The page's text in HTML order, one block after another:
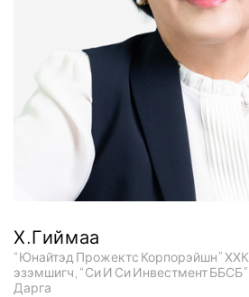
Х.Гиймаа
“Юнайтэд Прожектс Корпорэйшн”
эзэмшигч, “Си И Си Инвестмент
Дарга